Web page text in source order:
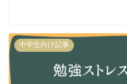
中学生向け記事